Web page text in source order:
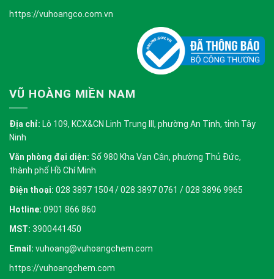
https://vuhoangco.com.vn
VŨ HOÀNG MIỀN NAM
Địa chỉ: Lô 109, KCX&CN Linh Trung III, phường An Tịnh, tỉnh Tây
Ninh
Văn phòng đại diện: Số 980 Kha Vạn Cân, phường Thủ Đức,
thành phố Hồ Chí Minh
Điện thoại: 028 3897 1504 / 028 3897 0761 / 028 3896 9965
Hotline: 0901 866 860
MST: 3900441450
Email: vuhoang@vuhoangchem.com
https://vuhoangchem.com